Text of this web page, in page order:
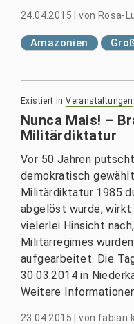
24.04.2015 |von Rosa-
Amazonien
Existiert in Veranstaltungen
Nunca Mais! –
Militärdiktatur
Vor 50 Jahren
demokratisch
Militärdiktatur 1985
abgelöst wurde,
vielerlei Hinsicht
Militärregimes
aufgearbeitet. Die
30.03.2014 in
Weitere
23.04.2015 |von